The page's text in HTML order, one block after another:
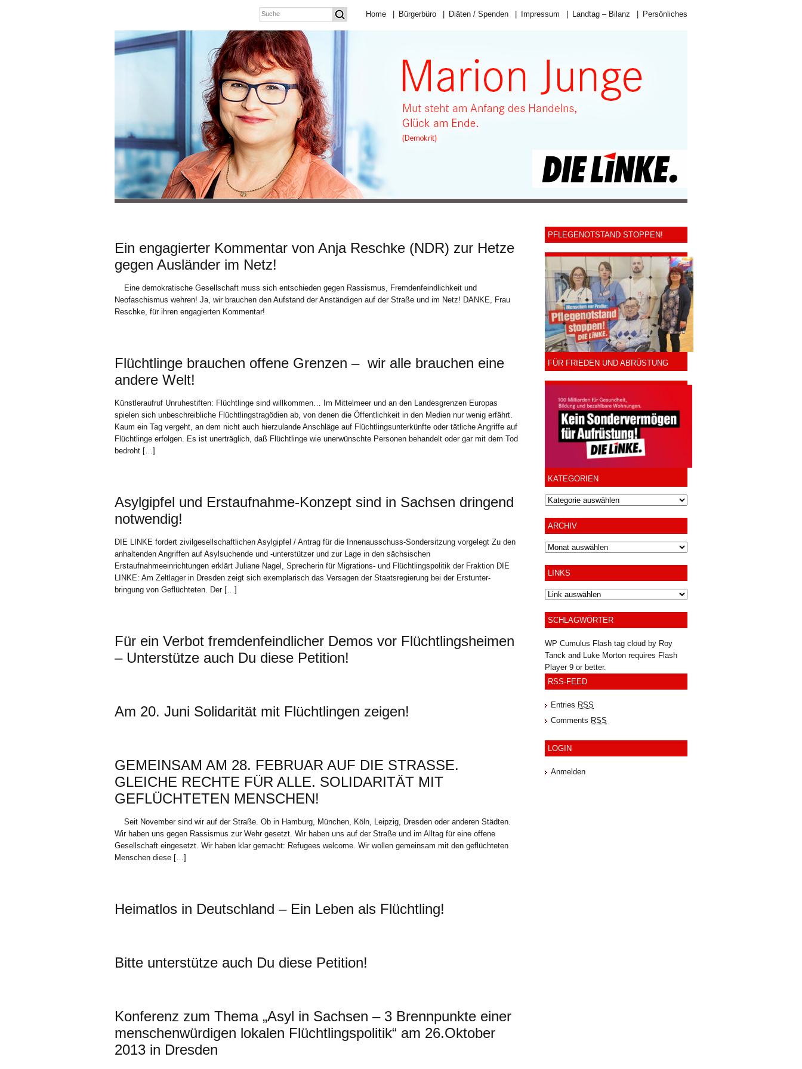
Home Bürgerbüro Diäten / Spenden Impressum Landtag – Bilanz Persönliches
Ein engagierter Kommentar von Anja Reschke (NDR) zur Hetze
gegen Ausländer im Netz!
Eine demokratische Gesellschaft muss sich entschieden gegen Rassismus, Fremdenfeindlichkeit und
Neofaschismus wehren! Ja, wir brauchen den Aufstand der Anständigen auf der Straße und im Netz! DANKE, Frau
Reschke, für ihren engagierten Kommentar!
Flüchtlinge brauchen offene Grenzen –  wir alle brauchen eine
andere Welt!
Künstleraufruf Unruhestiften: Flüchtlinge sind willkommen… Im Mittelmeer und an den Landesgrenzen Europas
spielen sich unbeschreibliche Flüchtlingstragödien ab, von denen die Öffentlichkeit in den Medien nur wenig erfährt.
Kaum ein Tag vergeht, an dem nicht auch hierzulande Anschläge auf Flüchtlingsunterkünfte oder tätliche Angriffe auf
Flüchtlinge erfolgen. Es ist unerträglich, daß Flüchtlinge wie unerwünschte Personen behandelt oder gar mit dem Tod
bedroht […]
Asylgipfel und Erstaufnahme-Konzept sind in Sachsen dringend
notwendig!
DIE LINKE fordert zivilgesellschaftlichen Asylgipfel / Antrag für die Innenausschuss-Sondersitzung vorgelegt Zu den
anhaltenden Angriffen auf Asylsuchende und -unterstützer und zur Lage in den sächsischen
Erstaufnahmeeinrichtungen erklärt Juliane Nagel, Sprecherin für Migrations- und Flüchtlingspolitik der Fraktion DIE
LINKE: Am Zeltlager in Dresden zeigt sich exemplarisch das Versagen der Staatsregierung bei der Erstunter-
bringung von Geflüchteten. Der […]
Für ein Verbot fremdenfeindlicher Demos vor Flüchtlingsheimen
– Unterstütze auch Du diese Petition!
Am 20. Juni Solidarität mit Flüchtlingen zeigen!
GEMEINSAM AM 28. FEBRUAR AUF DIE STRASSE.
GLEICHE RECHTE FÜR ALLE. SOLIDARITÄT MIT
GEFLÜCHTETEN MENSCHEN!
Seit November sind wir auf der Straße. Ob in Hamburg, München, Köln, Leipzig, Dresden oder anderen Städten.
Wir haben uns gegen Rassismus zur Wehr gesetzt. Wir haben uns auf der Straße und im Alltag für eine offene
Gesellschaft eingesetzt. Wir haben klar gemacht: Refugees welcome. Wir wollen gemeinsam mit den geflüchteten
Menschen diese […]
Heimatlos in Deutschland – Ein Leben als Flüchtling!
Bitte unterstütze auch Du diese Petition!
Konferenz zum Thema „Asyl in Sachsen – 3 Brennpunkte einer
menschenwürdigen lokalen Flüchtlingspolitik“ am 26.Oktober
2013 in Dresden
PFLEGENOTSTAND STOPPEN!
FÜR FRIEDEN UND ABRÜSTUNG
KATEGORIEN
ARCHIV
Archiv
LINKS
SCHLAGWÖRTER
WP Cumulus Flash tag cloud by Roy
Tanck and Luke Morton requires Flash
Player9 or better.
RSS-FEED
Entries RSS
Comments RSS
LOGIN
Anmelden